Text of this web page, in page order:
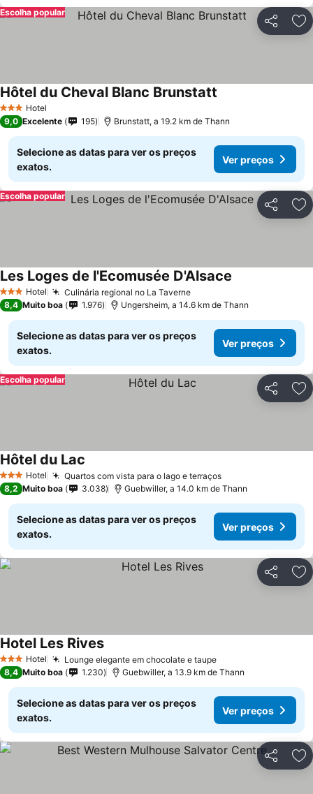
Partilhar
Escolha popular
3 EstrelasHotel
Hôtel du Cheval Blanc Brunstatt
9,0 Excelente 195 Brunstatt, a 19.2 km de Thann
Selecione as datas para ver os preços
exatos.
Ver preços
Partilhar
Escolha popular
3 EstrelasHotel Culinária regional no La Taverne
Les Loges de l'Ecomusée D'Alsace
8,4 Muito boa 1.976 Ungersheim, a 14.6 km de Thann
Selecione as datas para ver os preços
exatos.
Ver preços
Partilhar
Escolha popular
3 EstrelasHotel Quartos com vista para o lago e terraços
Hôtel du Lac
8,2 Muito boa 3.038 Guebwiller, a 14.0 km de Thann
Selecione as datas para ver os preços
exatos.
Ver preços
Partilhar
3 EstrelasHotel Lounge elegante em chocolate e taupe
Hotel Les Rives
8,4 Muito boa 1.230 Guebwiller, a 13.9 km de Thann
Selecione as datas para ver os preços
exatos.
Ver preços
Partilhar